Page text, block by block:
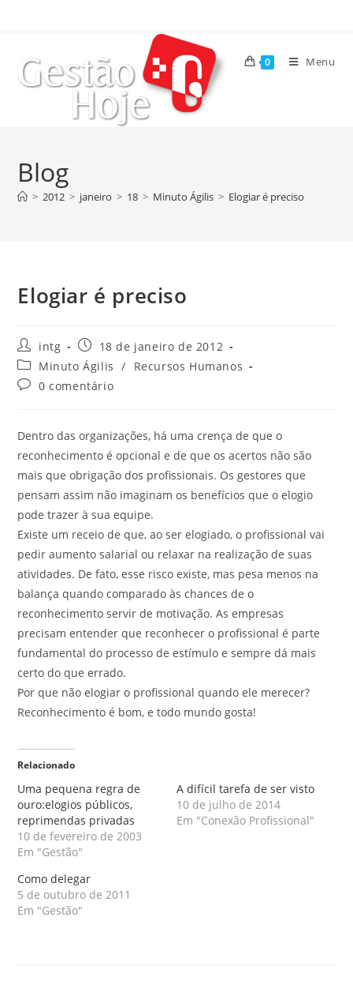
0 Menu
Blog
> 2012 > janeiro > 18 > Minuto Ágilis > Elogiar é preciso
Elogiar é preciso
intg
18 de janeiro de 2012
Minuto Ágilis
/
Recursos Humanos
0 comentário
Dentro das organizações, há uma crença de que o
reconhecimento é opcional e de que os acertos não são
mais que obrigação dos profissionais. Os gestores que
pensam assim não imaginam os benefícios que o elogio
pode trazer à sua equipe.
Existe um receio de que, ao ser elogiado, o profissional vai
pedir aumento salarial ou relaxar na realização de suas
atividades. De fato, esse risco existe, mas pesa menos na
balança quando comparado às chances de o
reconhecimento servir de motivação. As empresas
precisam entender que reconhecer o profissional é parte
fundamental do processo de estímulo e sempre dá mais
certo do que errado.
Por que não elogiar o profissional quando ele merecer?
Reconhecimento é bom, e todo mundo gosta!
Relacionado
Uma pequena regra de
ouro:elogios públicos,
reprimendas privadas
10 de fevereiro de 2003
Em "Gestão"
A difícil tarefa de ser visto
10 de julho de 2014
Em "Conexão Profissional"
Como delegar
5 de outubro de 2011
Em "Gestão"